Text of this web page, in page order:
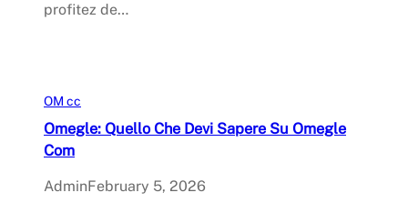
profitez de…
OM cc
Omegle: Quello Che Devi Sapere Su Omegle
Com
AdminFebruary 5, 2026